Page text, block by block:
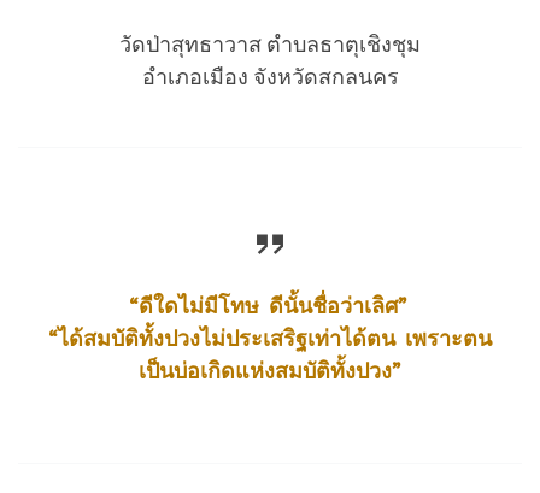
วัดป่าสุทธาวาส ตำบลธาตุเชิงชุม
อำเภอเมือง จังหวัดสกลนคร
“ดีใดไม่มีโทษ ดีนั้นชื่อว่าเลิศ”
“ได้สมบัติทั้งปวงไม่ประเสริฐเท่าได้ตน เพราะตน
เป็นบ่อเกิดแห่งสมบัติทั้งปวง”